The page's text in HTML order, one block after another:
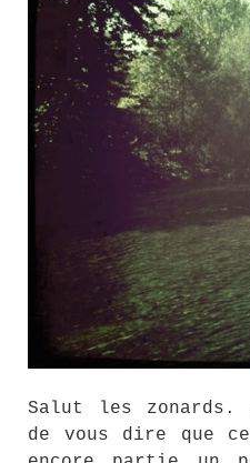
Salut les zonards.
de vous dire que